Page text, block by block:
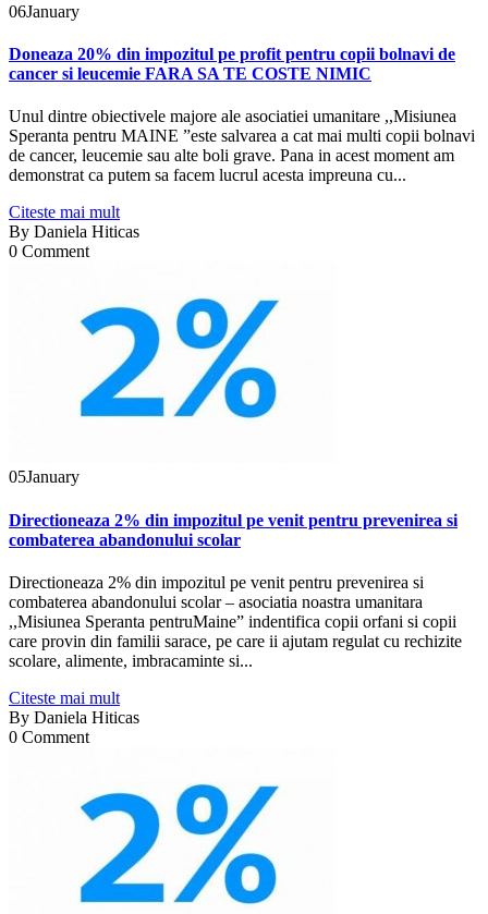
06January
Doneaza 20% din impozitul pe profit pentru copii bolnavi de
cancer si leucemie FARA SA TE COSTE NIMIC
Unul dintre obiectivele majore ale asociatiei umanitare ,,Misiunea
Speranta pentru MAINE ”este salvarea a cat mai multi copii bolnavi
de cancer, leucemie sau alte boli grave. Pana in acest moment am
demonstrat ca putem sa facem lucrul acesta impreuna cu...
Citeste mai mult
By Daniela Hiticas
0 Comment
05January
Directioneaza 2% din impozitul pe venit pentru prevenirea si
combaterea abandonului scolar
Directioneaza 2% din impozitul pe venit pentru prevenirea si
combaterea abandonului scolar – asociatia noastra umanitara
,,Misiunea Speranta pentruMaine” indentifica copii orfani si copii
care provin din familii sarace, pe care ii ajutam regulat cu rechizite
scolare, alimente, imbracaminte si...
Citeste mai mult
By Daniela Hiticas
0 Comment